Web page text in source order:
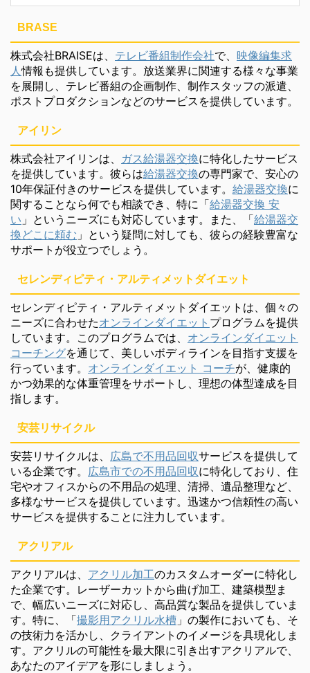
BRASE
株式会社BRAISEは、 テレビ番組制作会社で、 映像編集求
人情報も提供しています。放送業界に関連する様々な事業
を展開し、テレビ番組の企画制作、制作スタッフの派遣、
ポストプロダクションなどのサービスを提供しています。
アイリン
株式会社アイリンは、 ガス給湯器交換に特化したサービス
を提供しています。彼らは給湯器交換の専門家で、安心の
10年保証付きのサービスを提供しています。 給湯器交換に
関することなら何でも相談でき、特に「給湯器交換 安
い 」というニーズにも対応しています。また、「給湯器交
換どこに頼む 」という疑問に対しても、彼らの経験豊富な
サポートが役立つでしょう。
セレンディピティ・アルティメットダイエット
セレンディピティ・アルティメットダイエットは、個々の
ニーズに合わせたオンラインダイエット プログラムを提供
しています。このプログラムでは、 オンラインダイエット
コーチングを通じて、美しいボディラインを目指す支援を
行っています。 オンラインダイエット コーチが、健康的
かつ効果的な体重管理をサポートし、理想の体型達成を目
指します。
安芸リサイクル
安芸リサイクルは、 広島で不用品回収サービスを提供して
いる企業です。 広島市での不用品回収に特化しており、住
宅やオフィスからの不用品の処理、清掃、遺品整理など、
多様なサービスを提供しています。迅速かつ信頼性の高い
サービスを提供することに注力しています。
アクリアル
アクリアルは、 アクリル加工のカスタムオーダーに特化し
た企業です。レーザーカットから曲げ加工、建築模型ま
で、幅広いニーズに対応し、高品質な製品を提供していま
す。特に、「撮影用アクリル水槽 」の製作においても、そ
の技術力を活かし、クライアントのイメージを具現化しま
す。アクリルの可能性を最大限に引き出すアクリアルで、
あなたのアイデアを形にしましょう。